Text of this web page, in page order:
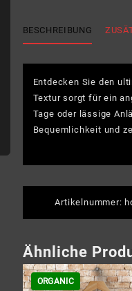
BESCHREIBUNG
Entdecken Sie den
Textur sorgt für ein
Tage oder lässige
Bequemlichkeit und
Artikelnummer:
Ähnliche
ORGANIC